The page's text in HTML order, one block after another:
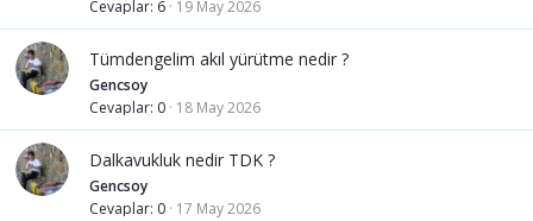
Cevaplar 6 19 May 2026
Tümdengelim akıl yürütme nedir ?
Gencsoy
Cevaplar 0 18 May 2026
Dalkavukluk nedir TDK ?
Gencsoy
Cevaplar 0 17 May 2026